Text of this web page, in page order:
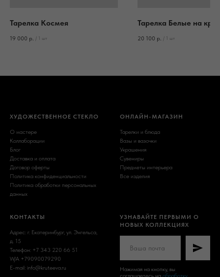
Тарелка Космея
19 000 р. / 1 шт
Тарелка Белые на
20 100 р. / 1 шт
ХУДОЖЕСТВЕННОЕ СТЕКЛО
О мастере
Коллаборации
Блог
Доставка и оплата
Договор оферты
Политика конфиденциальности
Политика обработки персональных
данных
ОНЛАЙН-МАГАЗИН
Тарелки и блюда
Вазы и вазочки
Украшения
Сувениры
Предметы интерьера
Все изделия
КОНТАКТЫ
Адрес: г. Екатеринбург, ул. Энгельса,
д. 15
Телефон: +7 343 220 66 51
W/A +79090079290
E-mail: info@kruteeva.ru
УЗНАВАЙТЕ ПЕРВЫМИ О
НОВЫХ КОЛЛЕКЦИЯХ
Нажимая на кнопку, вы
соглашаетесь на обработку